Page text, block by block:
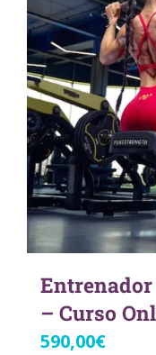
– Curso
590,00€